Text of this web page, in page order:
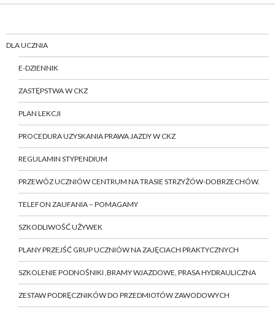
DLA UCZNIA
E-DZIENNIK
ZASTĘPSTWA W CKZ
PLAN LEKCJI
PROCEDURA UZYSKANIA PRAWA JAZDY W CKZ
REGULAMIN STYPENDIUM
PRZEWÓZ UCZNIÓW CENTRUM NA TRASIE STRZYŻÓW-DOBRZECHÓW.
TELEFON ZAUFANIA – POMAGAMY
SZKODLIWOŚĆ UŻYWEK
PLANY PRZEJŚĆ GRUP UCZNIÓW NA ZAJĘCIACH PRAKTYCZNYCH
SZKOLENIE PODNOŚNIKI ,BRAMY WJAZDOWE, PRASA HYDRAULICZNA
ZESTAW PODRĘCZNIKÓW DO PRZEDMIOTÓW ZAWODOWYCH